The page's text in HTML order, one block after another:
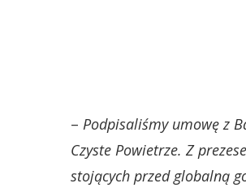
– Podpisaliśmy umowę z
Czyste Powietrze. Z
stojących przed globalną